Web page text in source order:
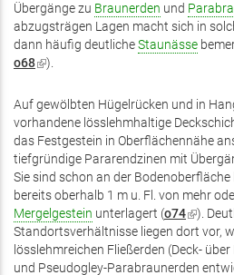
Übergänge zu Braunerden und
abzugsträgen Lagen macht sich in
dann häufig deutlicheStaunässe
o68(Link
extern)
).
Auf gewölbten Hügelrücken und in
vorhandene lösslehmhaltige
das Festgestein in Oberflächennähe
tiefgründige Pararendzinen mit
Sie sind schon an der
bereits oberhalb 1 m u. Fl. von mehr
Mergelgestein unterlagert (o74(Link
ist
extern)
).
Standortsverhältnisse liegen dort vor,
lösslehmreichen Fließerden (Deck-
und Pseudogley-Parabraunerden